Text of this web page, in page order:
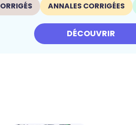
ANNALES CORRIGÉES
DÉCOUVRIR